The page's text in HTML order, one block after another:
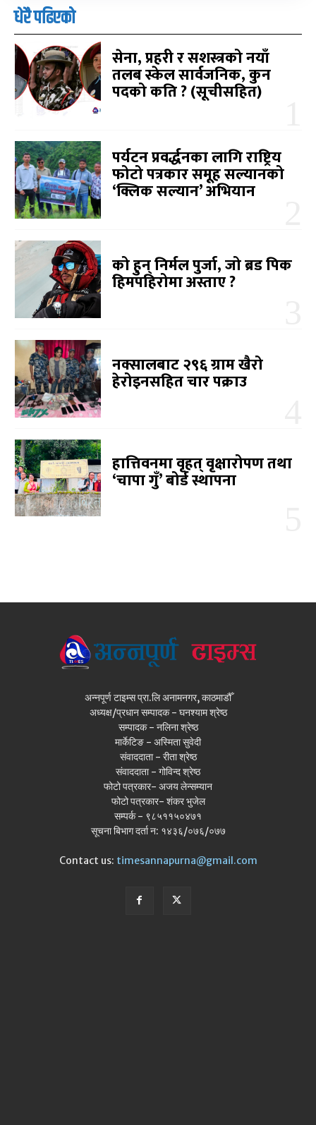
धेरै पढिएको
सेना, प्रहरी र सशस्त्रको नयाँ
तलब स्केल सार्वजनिक, कुन
पदको कति ? (सूचीसहित)
पर्यटन प्रवर्द्धनका लागि राष्ट्रिय
फोटो पत्रकार समूह सल्यानको
‘क्लिक सल्यान’ अभियान
को हुन् निर्मल पुर्जा, जो ब्रड पिक
हिमपहिरोमा अस्ताए ?
नक्सालबाट २९६ ग्राम खैरो
हेरोइनसहित चार पक्राउ
हात्तिवनमा वृहत् वृक्षारोपण तथा
‘चापा गुँ’ बोर्ड स्थापना
अन्नपूर्ण टाइम्स प्रा.लि अनामनगर, काठमाडौँ
अध्यक्ष/प्रधान सम्पादक - घनश्याम श्रेष्ठ
सम्पादक - नलिना श्रेष्ठ
मार्केटिङ - अस्मिता सुवेदी
संवाददाता - रीता श्रेष्ठ
संवाददाता - गोविन्द श्रेष्ठ
फोटो पत्रकार- अजय लेन्सम्यान
फोटो पत्रकार- शंकर भुजेल
सम्पर्क - ९८५११५०४७१
सूचना बिभाग दर्ता न: १४३६/०७६/०७७
Contact us: timesannapurna@gmail.com